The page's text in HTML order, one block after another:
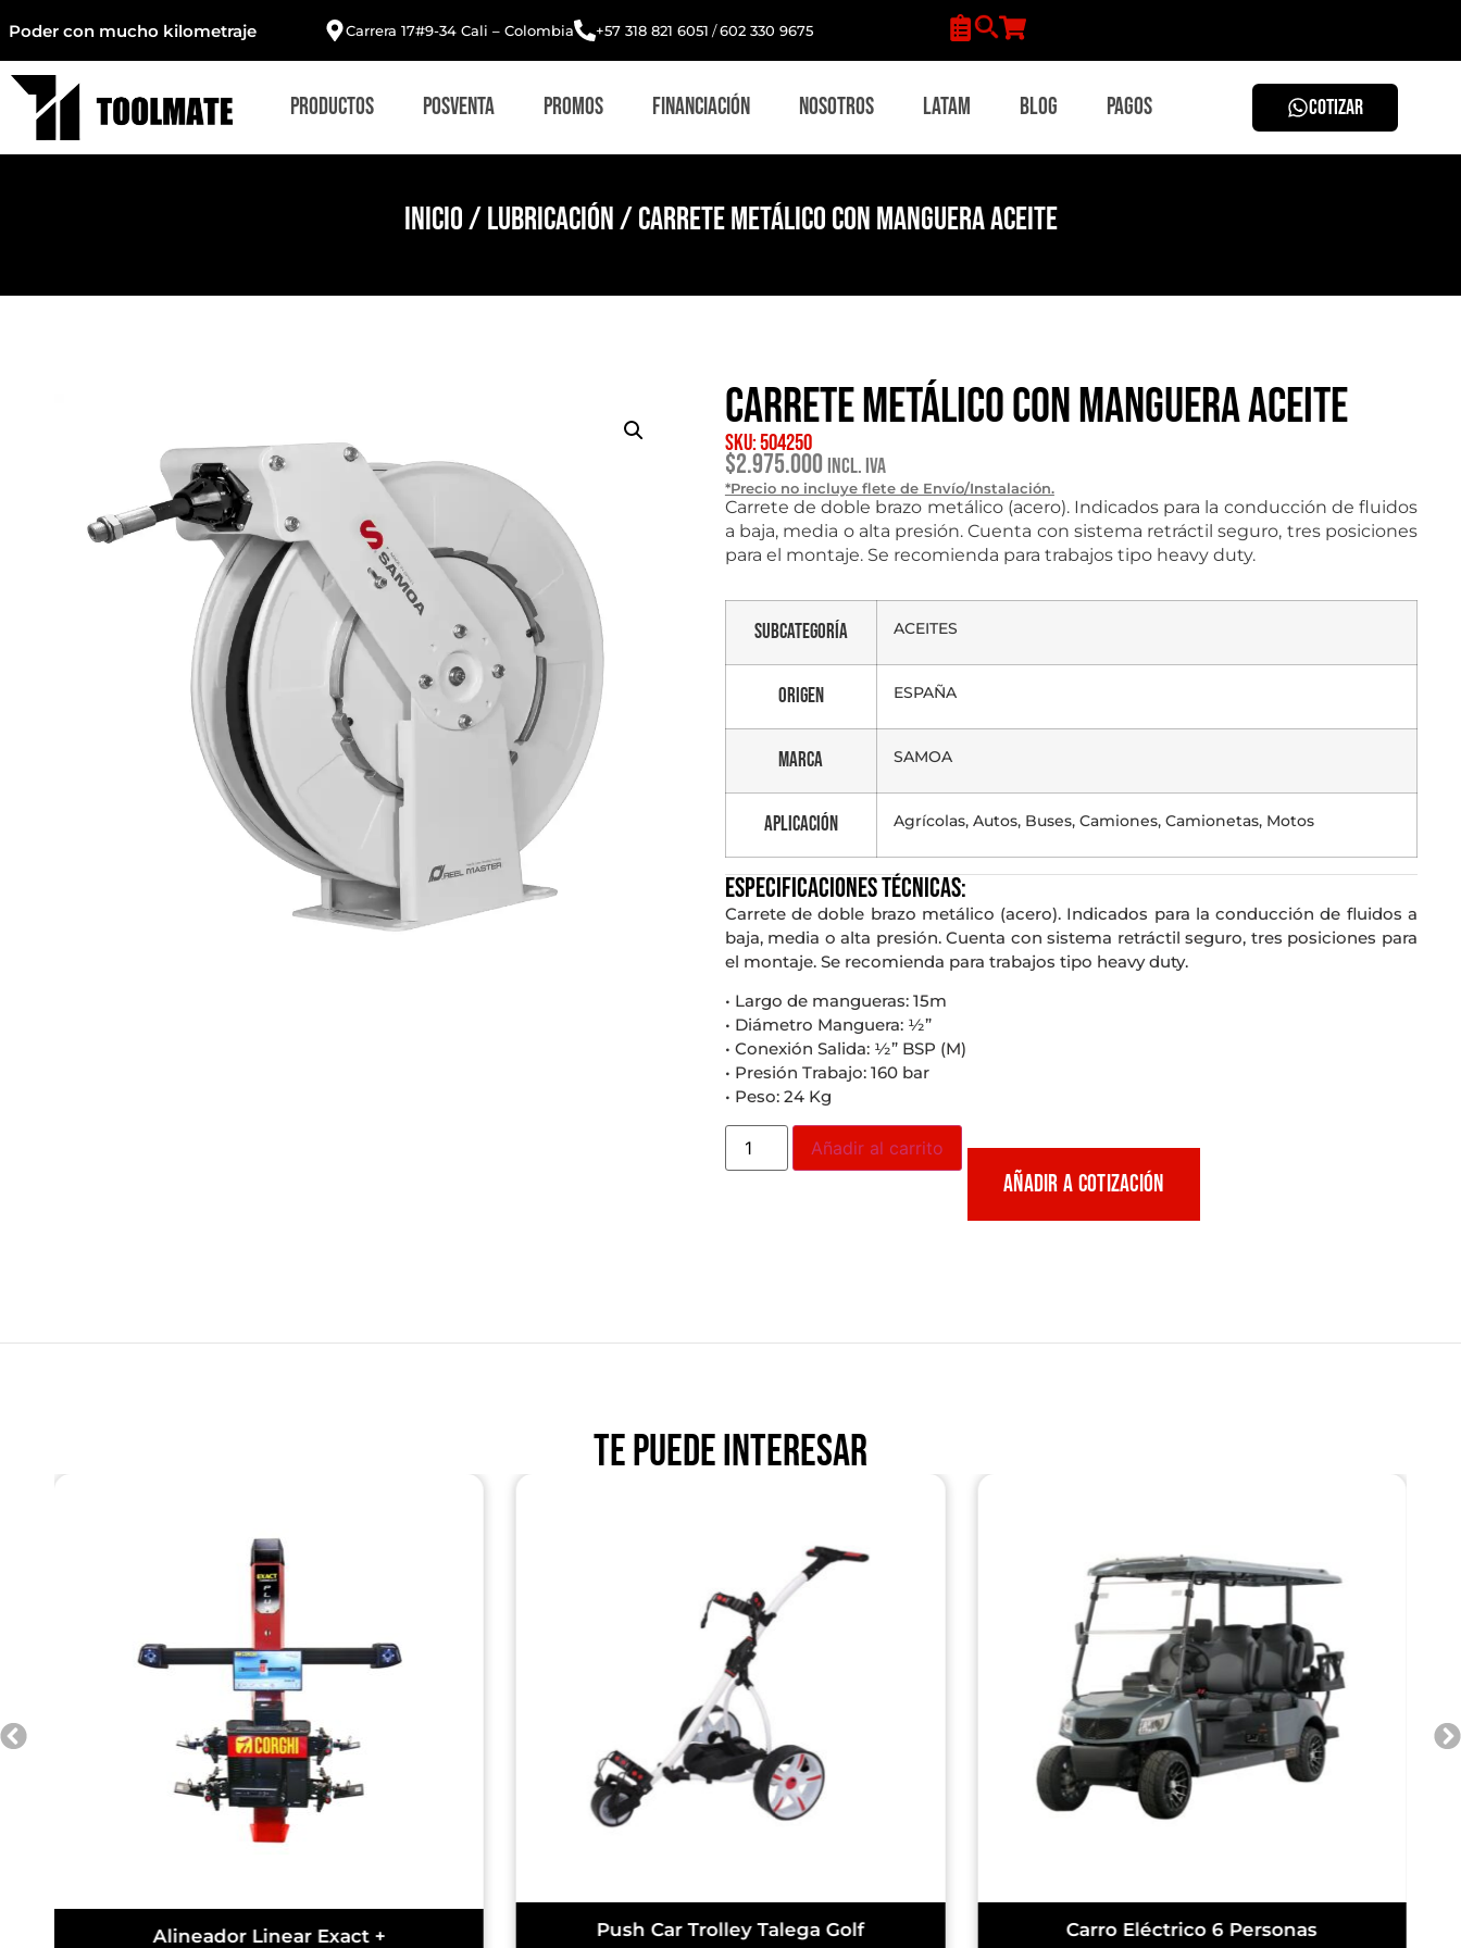
Poder con mucho kilometraje Carrera 17#9-34 Cali – Colombia +57 318 821 6051 /602 330 9675
Productos Posventa Promos Financiación Nosotros Latam Blog Pagos COTIZAR
Inicio/Lubricación/ Carrete Metálico con Manguera Aceite
Carrete Metálico con Manguera Aceite
SKU: 504250
$2.975.000 Incl. IVA
*Precio no incluye flete de Envío/Instalación.
Carrete de doble brazo metálico (acero). Indicados para la conducción de fluidos
a baja, media o alta presión. Cuenta con sistema retráctil seguro, tres posiciones
para el montaje. Se recomienda para trabajos tipo heavy duty.
Subcategoría ACEITES
Origen ESPAÑA
Marca SAMOA
Aplicación Agrícolas, Autos, Buses, Camiones, Camionetas, Motos
Especificaciones técnicas:
Carrete de doble brazo metálico (acero). Indicados para la conducción de fluidos a
baja, media o alta presión. Cuenta con sistema retráctil seguro, tres posiciones para
el montaje. Se recomienda para trabajos tipo heavy duty.
• Largo de mangueras: 15m
• Diámetro Manguera: ½”
• Conexión Salida: ½” BSP (M)
• Presión Trabajo: 160 bar
• Peso: 24 Kg
Añadir al carrito
AÑADIR A COTIZACIÓN
Te puede interesar
Alineador Linear Exact + Push Car Trolley Talega Golf Carro Eléctrico 6 Personas